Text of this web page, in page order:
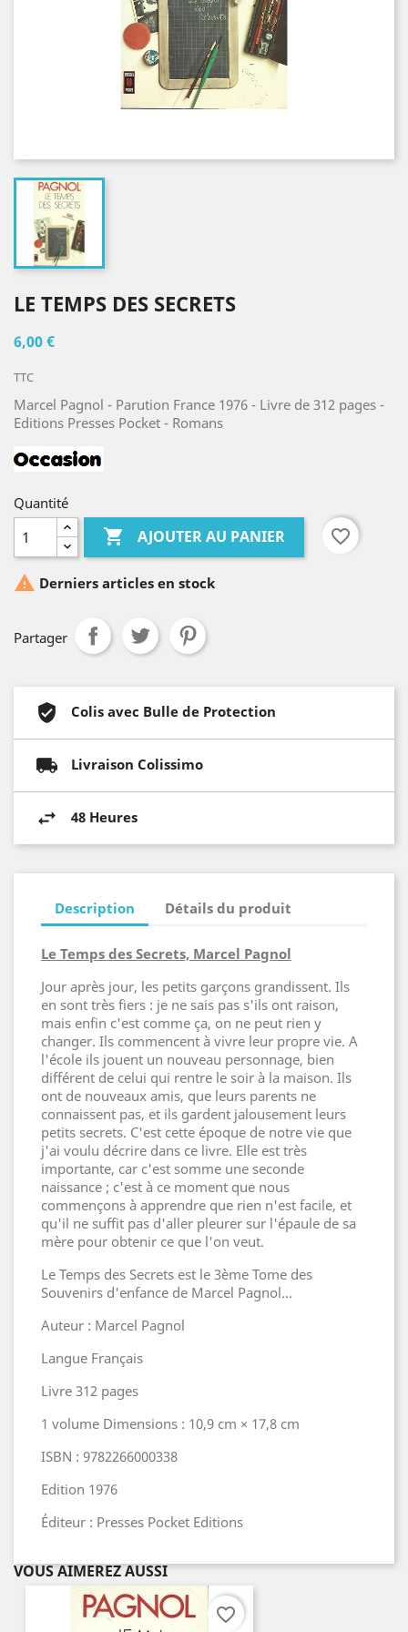
LE TEMPS DES SECRETS
6,00 €
TTC
Marcel Pagnol - Parution France 1976 - Livre de 312 pages -
Editions Presses Pocket - Romans
Quantité
 AJOUTER AU PANIER favorite_border
 Derniers articles en stock
Partager
Colis avec Bulle de Protection
Livraison Colissimo
48 Heures
Description Détails du produit
Le Temps des Secrets, Marcel Pagnol
Jour après jour, les petits garçons grandissent. Ils
en sont très fiers : je ne sais pas s'ils ont raison,
mais enfin c'est comme ça, on ne peut rien y
changer. Ils commencent à vivre leur propre vie. A
l'école ils jouent un nouveau personnage, bien
différent de celui qui rentre le soir à la maison. Ils
ont de nouveaux amis, que leurs parents ne
connaissent pas, et ils gardent jalousement leurs
petits secrets. C'est cette époque de notre vie que
j'ai voulu décrire dans ce livre. Elle est très
importante, car c'est somme une seconde
naissance ; c'est à ce moment que nous
commençons à apprendre que rien n'est facile, et
qu'il ne suffit pas d'aller pleurer sur l'épaule de sa
mère pour obtenir ce que l'on veut.
Le Temps des Secrets est le 3ème Tome des
Souvenirs d'enfance de Marcel Pagnol...
Auteur : Marcel Pagnol
Langue Français
Livre 312 pages
1 volume Dimensions : 10,9 cm × 17,8 cm
ISBN : 9782266000338
Edition 1976
Éditeur : Presses Pocket Editions
VOUS AIMEREZ AUSSI
favorite_border